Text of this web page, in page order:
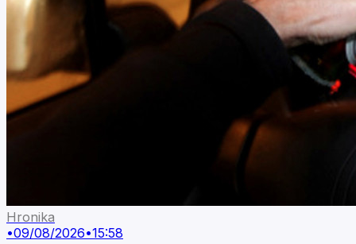
Hronika
•09/08/2026•15:58